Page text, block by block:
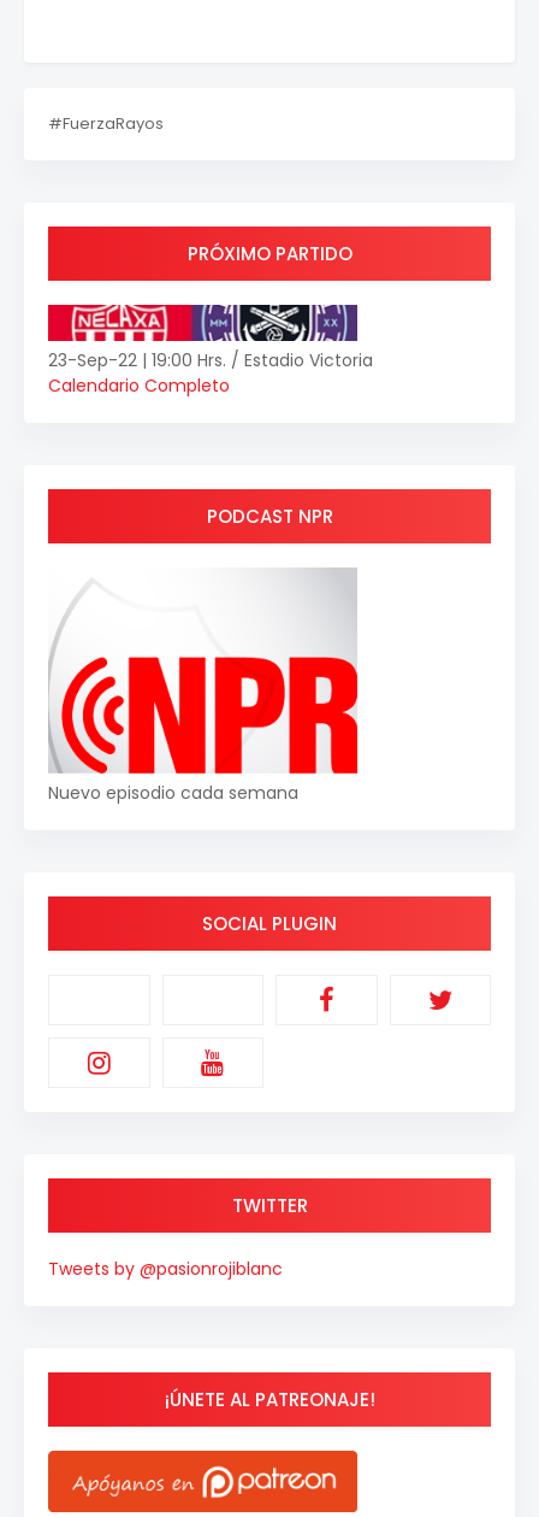
#FuerzaRayos
PRÓXIMO PARTIDO
23-Sep-22 | 19:00 Hrs. / Estadio Victoria
Calendario Completo
PODCAST NPR
Nuevo episodio cada semana
SOCIAL PLUGIN
TWITTER
Tweets by @pasionrojiblanc
¡ÚNETE AL PATREONAJE!